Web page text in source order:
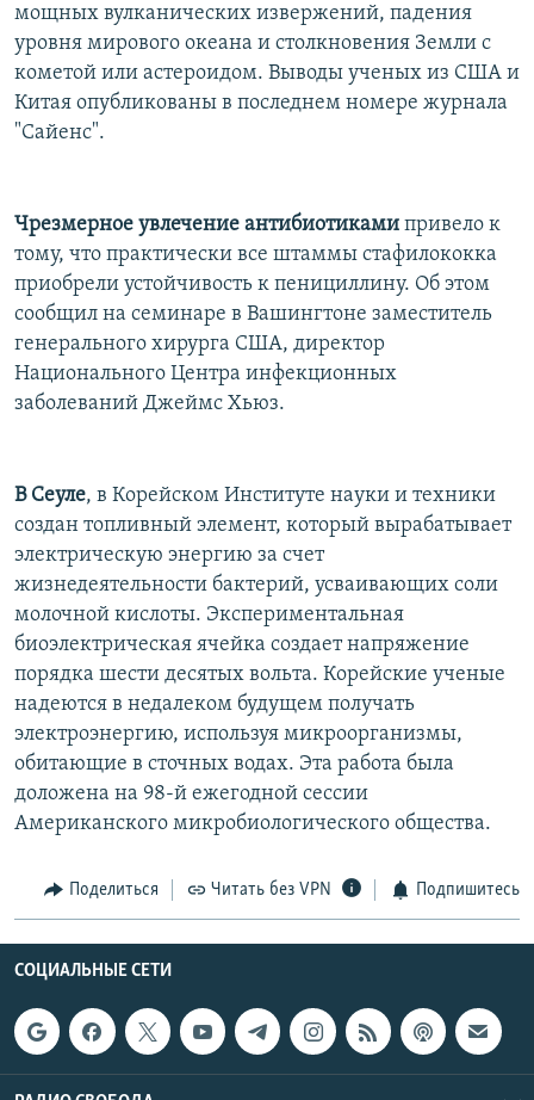
мощных вулканических извержений, падения
уровня мирового океана и столкновения Земли с
кометой или астероидом. Выводы ученых из США и
Китая опубликованы в последнем номере журнала
"Сайенс".
Чрезмерное увлечение антибиотиками привело к
тому, что практически все штаммы стафилококка
приобрели устойчивость к пенициллину. Об этом
сообщил на семинаре в Вашингтоне заместитель
генерального хирурга США, директор
Национального Центра инфекционных
заболеваний Джеймс Хьюз.
В Сеуле, в Корейском Институте науки и техники
создан топливный элемент, который вырабатывает
электрическую энергию за счет
жизнедеятельности бактерий, усваивающих соли
молочной кислоты. Экспериментальная
биоэлектрическая ячейка создает напряжение
порядка шести десятых вольта. Корейские ученые
надеются в недалеком будущем получать
электроэнергию, используя микроорганизмы,
обитающие в сточных водах. Эта работа была
доложена на 98-й ежегодной сессии
Американского микробиологического общества.
Поделиться Читать без VPN Подпишитесь
СОЦИАЛЬНЫЕ СЕТИ